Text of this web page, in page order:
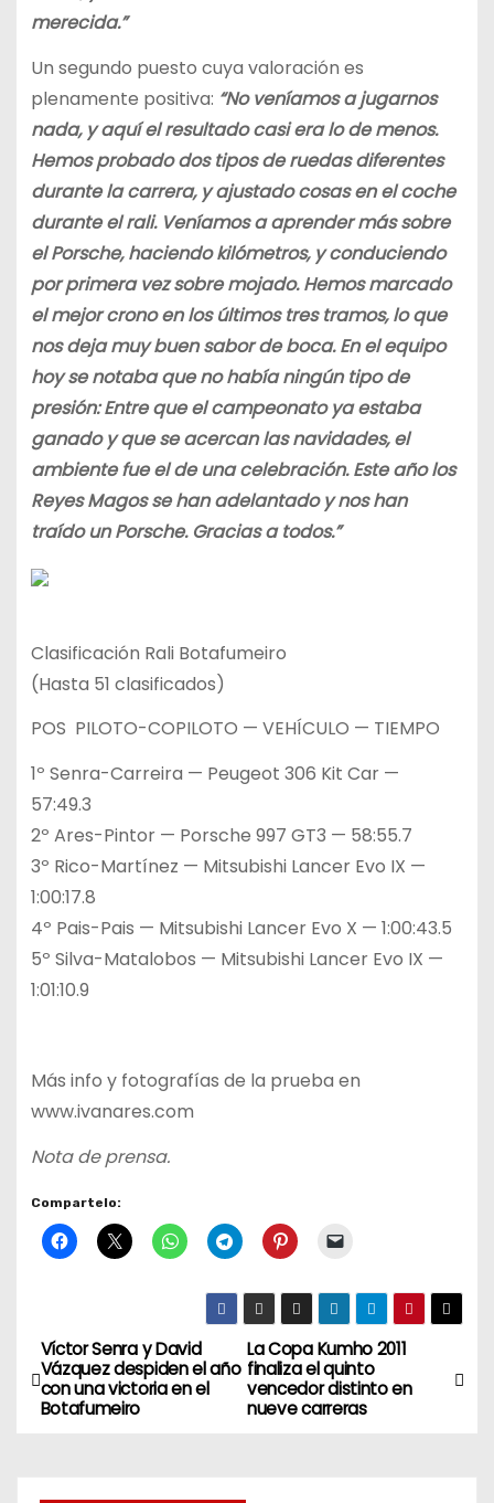
merecida.”
Un segundo puesto cuya valoración es
plenamente positiva: “No veníamos a jugarnos
nada, y aquí el resultado casi era lo de menos.
Hemos probado dos tipos de ruedas diferentes
durante la carrera, y ajustado cosas en el coche
durante el rali. Veníamos a aprender más sobre
el Porsche, haciendo kilómetros, y conduciendo
por primera vez sobre mojado. Hemos marcado
el mejor crono en los últimos tres tramos, lo que
nos deja muy buen sabor de boca. En el equipo
hoy se notaba que no había ningún tipo de
presión: Entre que el campeonato ya estaba
ganado y que se acercan las navidades, el
ambiente fue el de una celebración. Este año los
Reyes Magos se han adelantado y nos han
traído un Porsche. Gracias a todos.”
Clasificación Rali Botafumeiro
(Hasta 51 clasificados)
POS PILOTO-COPILOTO — VEHÍCULO — TIEMPO
1º Senra-Carreira — Peugeot 306 Kit Car —
57:49.3
2º Ares-Pintor — Porsche 997 GT3 — 58:55.7
3º Rico-Martínez — Mitsubishi Lancer Evo IX —
1:00:17.8
4º Pais-Pais — Mitsubishi Lancer Evo X — 1:00:43.5
5º Silva-Matalobos — Mitsubishi Lancer Evo IX —
1:01:10.9
Más info y fotografías de la prueba en
www.ivanares.com
Nota de prensa.
Compartelo:
N
a
La Copa Kumho 2011
finaliza el quinto
vencedor distinto en
nueve carreras
Víctor Senra y David
Vázquez despiden el año
con una victoria en el
Botafumeiro